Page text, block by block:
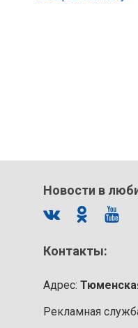
Новости в
Контакты:
Адрес:
Рекламная